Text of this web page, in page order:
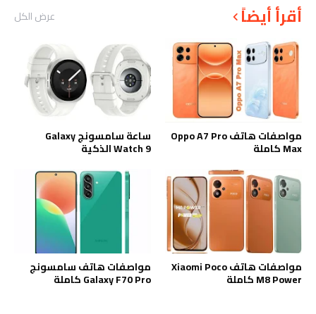
أقرأ أيضاً عرض الكل
مواصفات هاتف Oppo A7 Pro
Max كاملة
ساعة سامسونج Galaxy
Watch 9 الذكية
مواصفات هاتف Xiaomi Poco
M8 Power كاملة
مواصفات هاتف سامسونج
Galaxy F70 Pro كاملة